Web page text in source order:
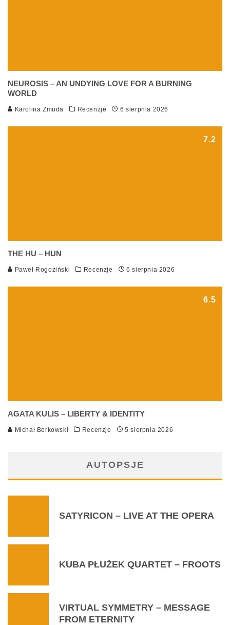
NEUROSIS – AN UNDYING LOVE FOR A BURNING
WORLD
Karolina Żmuda Recenzje 6 sierpnia 2026
7.2
THE HU – HUN
Paweł Rogoziński Recenzje 6 sierpnia 2026
6.5
AGATA KULIS – LIBERTY & IDENTITY
Michał Borkowski Recenzje 5 sierpnia 2026
AUTOPSJE
SATYRICON – LIVE AT THE OPERA
KUBA PŁUŻEK QUARTET – FROOTS
VIRTUAL SYMMETRY – MESSAGE
FROM ETERNITY